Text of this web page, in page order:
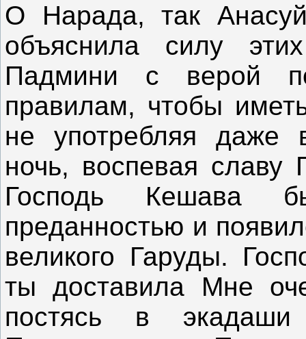
О Нарада, так
объяснила силу
Падмини с верой
правилам, чтобы
не употребляя даже
ночь, воспевая славу
Господь Кешава
преданностью и
великого Гаруды.
ты доставила Мне
постясь в экадаши